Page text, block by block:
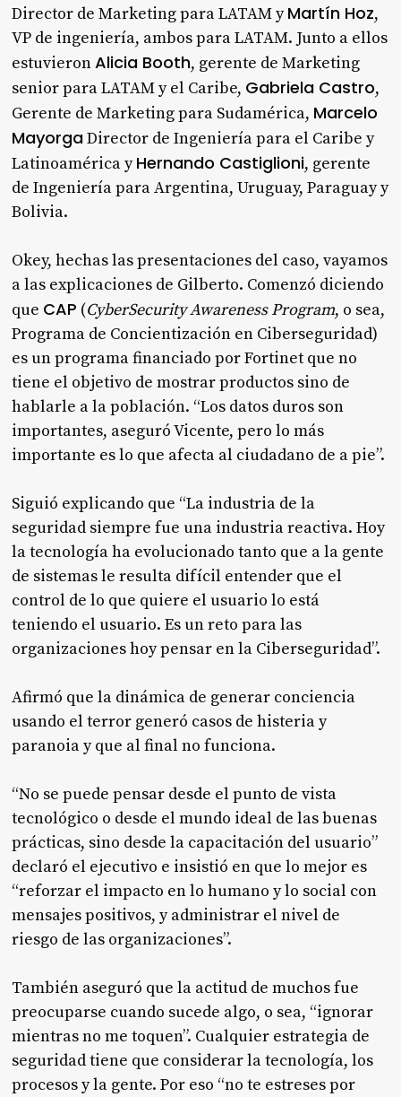
Director de Marketing para LATAM yMartín Hoz,
VP de ingeniería, ambos para LATAM. Junto a ellos
estuvieronAlicia Booth, gerente de Marketing
senior para LATAM y el Caribe, Gabriela Castro,
Gerente de Marketing para Sudamérica, Marcelo
MayorgaDirector de Ingeniería para el Caribe y
Latinoamérica yHernando Castiglioni, gerente
de Ingeniería para Argentina, Uruguay, Paraguay y
Bolivia.
Okey, hechas las presentaciones del caso, vayamos
a las explicaciones de Gilberto. Comenzó diciendo
que CAP (CyberSecurity Awareness Program, o sea,
Programa de Concientización en Ciberseguridad)
es un programa financiado por Fortinet que no
tiene el objetivo de mostrar productos sino de
hablarle a la población. “Los datos duros son
importantes, aseguró Vicente, pero lo más
importante es lo que afecta al ciudadano de a pie”.
Siguió explicando que “La industria de la
seguridad siempre fue una industria reactiva. Hoy
la tecnología ha evolucionado tanto que a la gente
de sistemas le resulta difícil entender que el
control de lo que quiere el usuario lo está
teniendo el usuario. Es un reto para las
organizaciones hoy pensar en la Ciberseguridad”.
Afirmó que la dinámica de generar conciencia
usando el terror generó casos de histeria y
paranoia y que al final no funciona.
“No se puede pensar desde el punto de vista
tecnológico o desde el mundo ideal de las buenas
prácticas, sino desde la capacitación del usuario”
declaró el ejecutivo e insistió en que lo mejor es
“reforzar el impacto en lo humano y lo social con
mensajes positivos, y administrar el nivel de
riesgo de las organizaciones”.
También aseguró que la actitud de muchos fue
preocuparse cuando sucede algo, o sea, “ignorar
mientras no me toquen”. Cualquier estrategia de
seguridad tiene que considerar la tecnología, los
procesos y la gente. Por eso “no te estreses por